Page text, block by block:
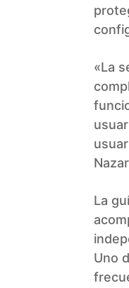
«La
La
Uno